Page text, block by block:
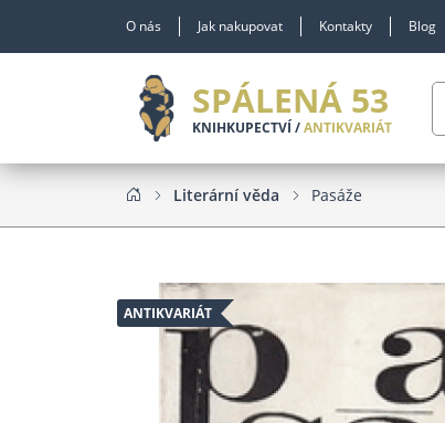
O nás Jak nakupovat Kontakty Blog
SPÁLENÁ 53
KNIHKUPECTVÍ /ANTIKVARIÁT
Literární věda Pasáže
ANTIKVARIÁT